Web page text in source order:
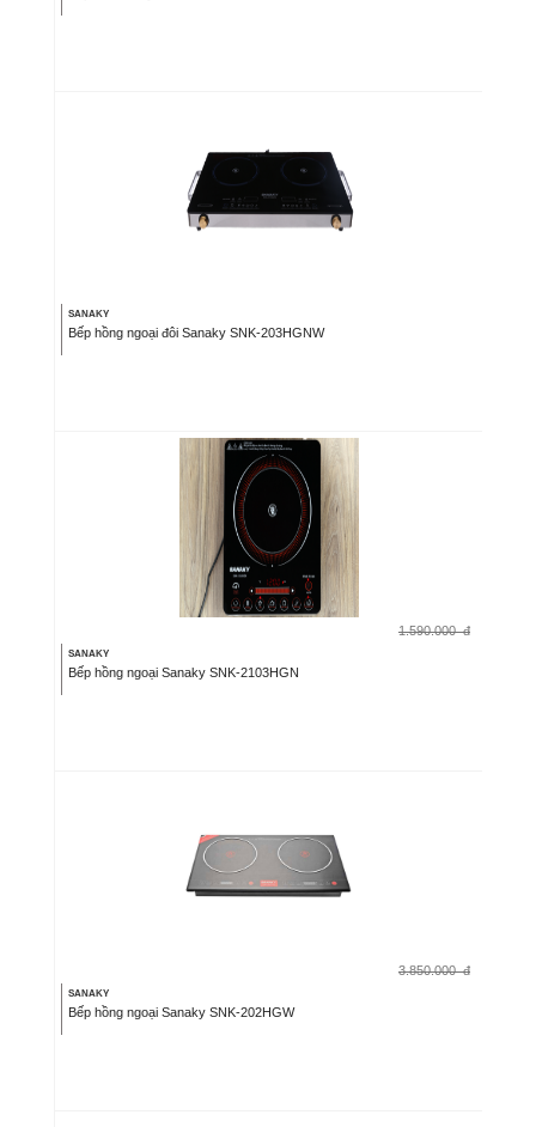
SANAKY
Bếp hồng ngoại đôi Sanaky SNK-203HGNW
1.590.000 đ
SANAKY
Bếp hồng ngoại Sanaky SNK-2103HGN
3.850.000 đ
SANAKY
Bếp hồng ngoại Sanaky SNK-202HGW